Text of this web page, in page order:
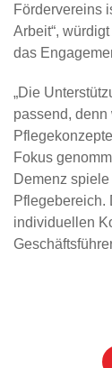
Fördervereins
Arbeit“,
das
„Die
passend,
Fokus
Demenz
Pflegebereich.
individuellen